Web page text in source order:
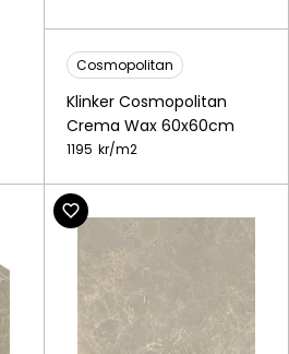
Cosmopolitan
Klinker Cosmopolitan
Crema Wax 60x60cm
1195 kr/m2